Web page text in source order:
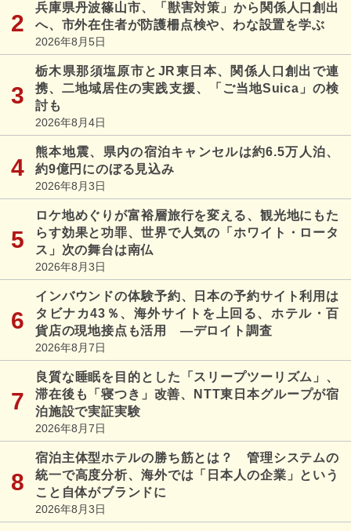
兵庫県丹波篠山市、「獣害対策」から関係人口創出
へ、市外在住者が防護柵点検や、わな設置を学ぶ
2026年8月5日
栃木県那須塩原市とJR東日本、関係人口創出で連
携、二地域居住の実践支援、「ご当地Suica」の検
討も
2026年8月4日
熊本地震、県内の宿泊キャンセルは約6.5万人泊、
約9億円にのぼる見込み
2026年8月3日
ロケ地めぐりが富裕層旅行を変える、観光地にもた
らす効果と功罪、世界で人気の「ホワイト・ロータ
ス」次の舞台は南仏
2026年8月3日
インバウンドの体験予約、日本の予約サイト利用は
タビナカ43％、海外サイトを上回る、ホテル・百
貨店の現地接点も活用 ―デロイト調査
2026年8月7日
良質な睡眠を目的とした「スリープツーリズム」、
滞在後も「寝つき」改善、NTT東日本グループが宿
泊施設で実証実験
2026年8月7日
宿泊主体型ホテルの勝ち筋とは？ 管理システムの
統一で高度分析、海外では「日本人の企業」という
こと自体がブランドに
2026年8月3日